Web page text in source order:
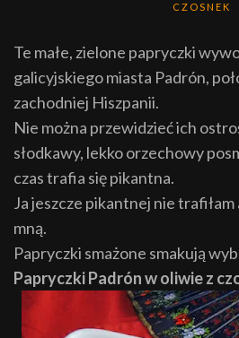
CZOSNEK
Te małe, zielone papryczki
galicyjskiego miasta Padrón,
zachodniej Hiszpanii.
Nie można przewidzieć ich
słodkawy, lekko orzechowy
czas trafia się pikantna.
Ja jeszcze pikantnej nie
mną.
Papryczki smażone smakują
Papryczki Padrón w oliwie z